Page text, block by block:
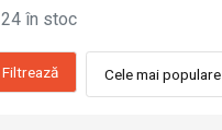
24 în stoc
Filtrează Cele mai populare